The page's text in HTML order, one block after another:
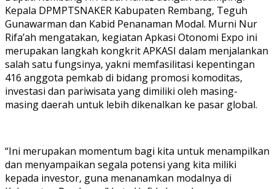
Kepala DPMPTSNAKER Kabupaten Rembang, Teguh
Gunawarman dan Kabid Penanaman Modal. Murni Nur
Rifa’ah mengatakan, kegiatan Apkasi Otonomi Expo ini
merupakan langkah kongkrit APKASI dalam menjalankan
salah satu fungsinya, yakni memfasilitasi kepentingan
416 anggota pemkab di bidang promosi komoditas,
investasi dan pariwisata yang dimiliki oleh masing-
masing daerah untuk lebih dikenalkan ke pasar global.
“Ini merupakan momentum bagi kita untuk menampilkan
dan menyampaikan segala potensi yang kita miliki
kepada investor, guna menanamkan modalnya di